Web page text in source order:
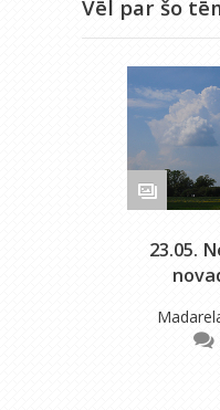
Vēl par šo
23.05.